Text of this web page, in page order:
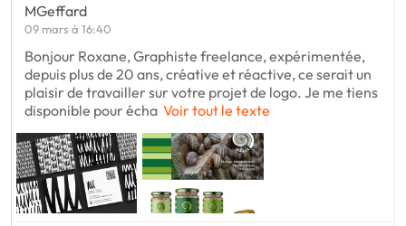
MGeffard
09 mars à 16:40
Bonjour Roxane, Graphiste freelance, expérimentée,
depuis plus de 20 ans, créative et réactive, ce serait un
plaisir de travailler sur votre projet de logo. Je me tiens
disponible pour écha Voir tout le texte